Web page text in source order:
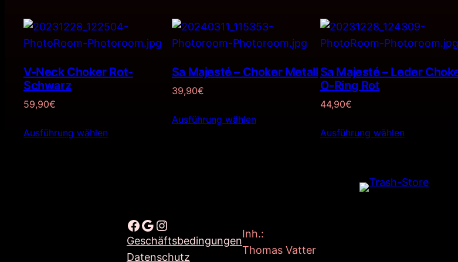
V-Neck Choker Rot-
Schwarz
59,90€
Ausführung wählen
Sa Majesté – Choker Metall
39,90€
Ausführung wählen
Sa Majesté – Leder
O-Ring Rot
44,90€
Ausführung wählen
Facebook Google Instagram
Geschäftsbedingungen
Datenschutz
Inh.:
Thomas Vatter